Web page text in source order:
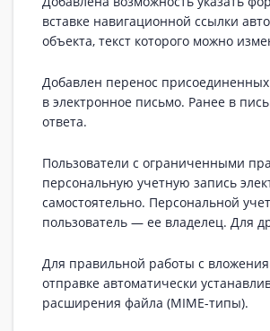
вставке навигационной ссылки
объекта, текст которого можно
Добавлен перенос
в электронное письмо. Ранее в
ответа.
Пользователи с ограниченными
персональную учетную запись
самостоятельно. Персональной
пользователь — ее владелец. Для
Для правильной работы с
отправке автоматически
расширения файла (MIME-типы).